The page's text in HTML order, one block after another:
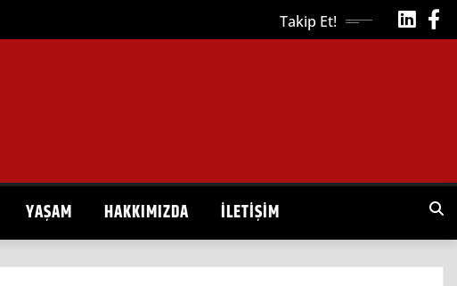
Takip Et!
YAŞAM HAKKIMIZDA İLETIŞIM